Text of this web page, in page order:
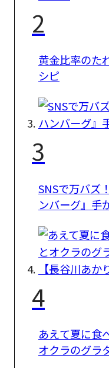
2
黄金比率のた
シピ
3
SNSで万バズ
ンバーグ』手
4
あえて夏に食
オクラのグラ